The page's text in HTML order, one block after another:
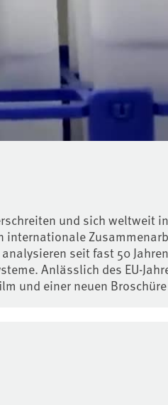
und sich weltweit
seit fast 50
Anlässlich des EU-
und einer neuen